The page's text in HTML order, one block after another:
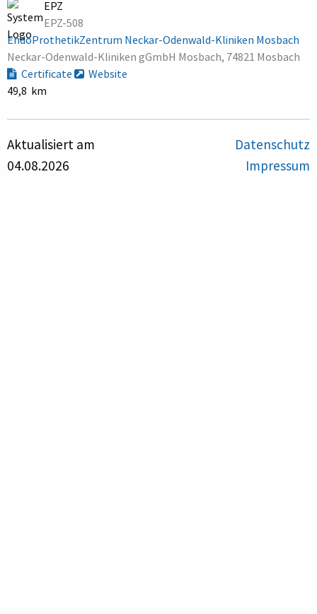
EPZ
EPZ-508
EndoProthetikZentrum Neckar-Odenwald-Kliniken Mosbach
Neckar-Odenwald-Kliniken gGmbH Mosbach, 74821 Mosbach
Certificate
Website
49,8 km
Aktualisiert am
04.08.2026
Datenschutz
Impressum